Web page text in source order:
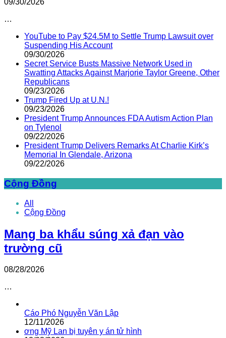
09/30/2026
…
YouTube to Pay $24.5M to Settle Trump Lawsuit over
Suspending His Account
09/30/2026
Secret Service Busts Massive Network Used in
Swatting Attacks Against Marjorie Taylor Greene, Other
Republicans
09/23/2026
Trump Fired Up at U.N.!
09/23/2026
President Trump Announces FDA Autism Action Plan
on Tylenol
09/22/2026
President Trump Delivers Remarks At Charlie Kirk’s
Memorial In Glendale, Arizona
09/22/2026
Cộng Đồng
All
Cộng Đồng
Mang ba khẩu súng xả đạn vào
trường cũ
08/28/2026
…
Cáo Phó Nguyễn Văn Lập
12/11/2026
ơng Mỹ Lan bị tuyên y án tử hình